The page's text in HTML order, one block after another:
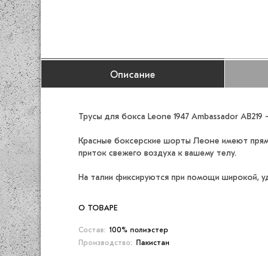
Описание
Трусы для бокса Leone 1947 Ambassador
Красные боксерские шорты Леоне имеют
приток свежего воздуха к вашему телу.
На талии фиксируются при помощи широкой,
О ТОВАРЕ
Состав: 100% полиэстер
Производство:
Пакистан